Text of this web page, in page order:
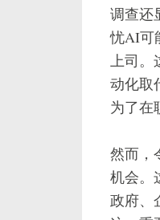
调查还
忧AI可
上司。
动化取
为了在
然而，
机会。
政府、